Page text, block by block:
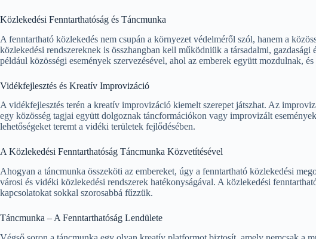
Közlekedési Fenntarthatóság és Táncmunka
A fenntartható közlekedés nem csupán a környezet védelméről szól, hanem a
közlekedési rendszereknek is összhangban kell működniük a társadalmi,
például közösségi események szervezésével, ahol az emberek együtt mozdulnak,
Vidékfejlesztés és Kreatív Improvizáció
A vidékfejlesztés terén a kreatív improvizáció kiemelt szerepet játszhat. Az
egy közösség tagjai együtt dolgoznak táncformációkon vagy improvizált
lehetőségeket teremt a vidéki területek fejlődésében.
A Közlekedési Fenntarthatóság Táncmunka Közvetítésével
Ahogyan a táncmunka összeköti az embereket, úgy a fenntartható közlekedési
városi és vidéki közlekedési rendszerek hatékonyságával. A közlekedési
kapcsolatokat sokkal szorosabbá fűzzük.
Táncmunka – A Fenntarthatóság Lendülete